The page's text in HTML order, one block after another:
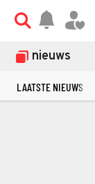
nieuws
LAATSTE NIEUWS